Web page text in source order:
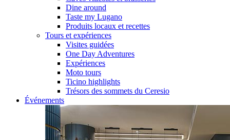
Dine around
Taste my Lugano
Produits locaux et recettes
Tours et expériences
Visites guidées
One Day Adventures
Expériences
Moto tours
Ticino highlights
Trésors des sommets du Ceresio
Événements